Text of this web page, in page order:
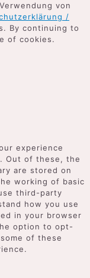
von
/
By continuing to
of cookies.
experience
Out of these, the
are stored on
working of basic
third-party
how you use
in your browser
option to opt-
of these